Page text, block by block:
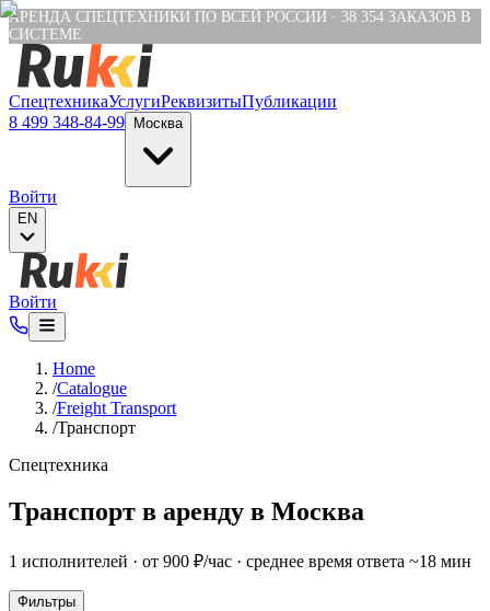
Verification: e6a4652c04df1fb8
АРЕНДА СПЕЦТЕХНИКИ ПО ВСЕЙ РОССИИ · 38 354 ЗАКАЗОВ В
СИСТЕМЕ
СпецтехникаУслугиРеквизитыПубликации
8 499 348-84-99
Москва
Войти
EN
Войти
Home
/Catalogue
/Freight Transport
/Транспорт
Спецтехника
Транспорт в аренду в Москва
1 исполнителей · от 900 ₽/час · среднее время ответа ~18 мин
Фильтры